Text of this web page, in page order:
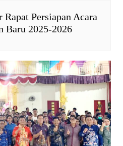
Persiapan Acara
Baru 2025-2026